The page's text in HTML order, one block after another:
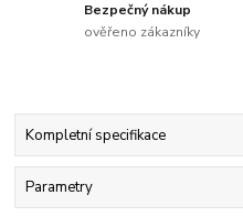
Bezpečný nákup
ověřeno zákazníky
Kompletní specifikace
Parametry